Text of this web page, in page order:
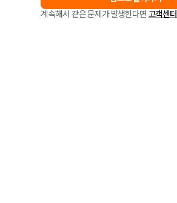
계속해서 같은 문제가 발생한다면 고객센터